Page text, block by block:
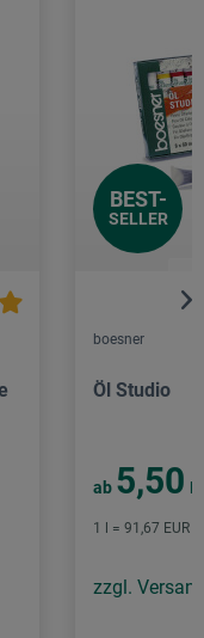
BEST-
SELLER
boesner
Öl Studio
ab 5,50
1 l = 91,67 EUR
zzgl.